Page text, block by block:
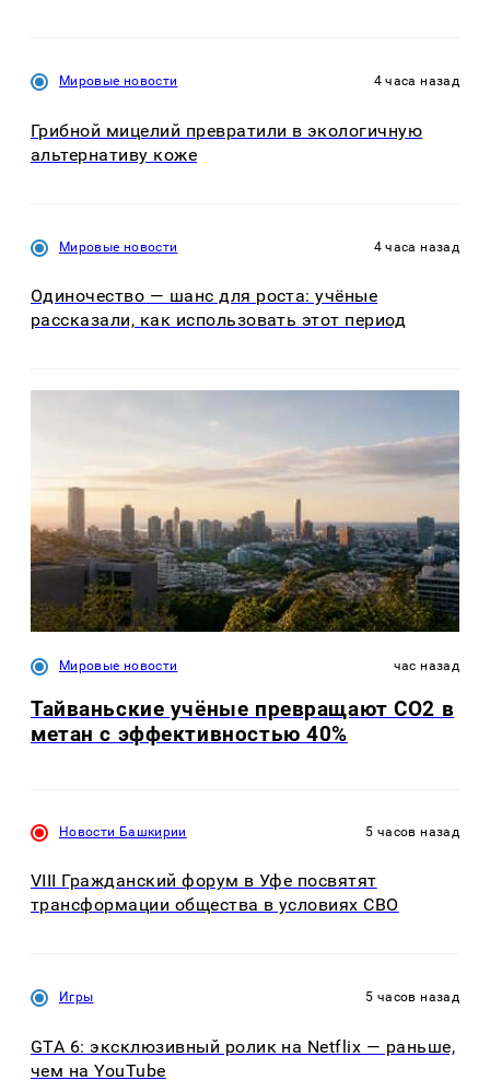
Мировые новости 4 часа назад
Грибной мицелий превратили в экологичную
альтернативу коже
Мировые новости 4 часа назад
Одиночество — шанс для роста: учёные
рассказали, как использовать этот период
Мировые новости час назад
Тайваньские учёные превращают CO2 в
метан с эффективностью 40%
Новости Башкирии 5 часов назад
VIII Гражданский форум в Уфе посвятят
трансформации общества в условиях СВО
Игры 5 часов назад
GTA 6: эксклюзивный ролик на Netflix — раньше,
чем на YouTube